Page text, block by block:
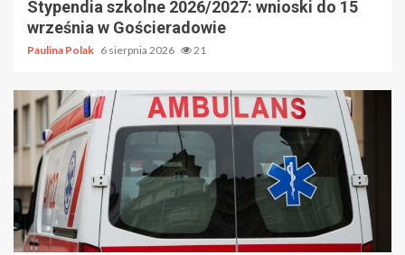
Stypendia szkolne 2026/2027: wnioski do 15
września w Gościeradowie
Paulina Polak 6 sierpnia 2026 21